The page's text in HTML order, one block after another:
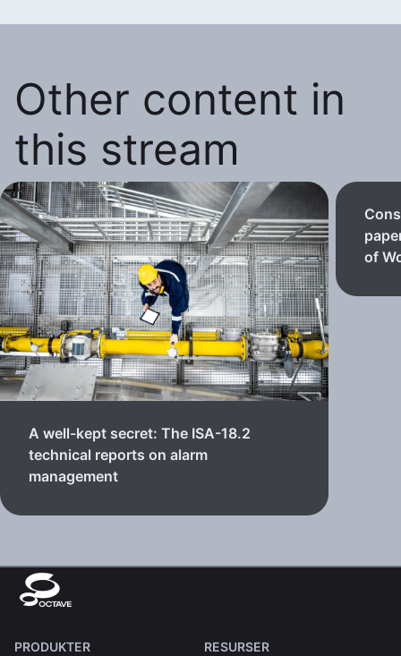
Other content in
this stream
A well-kept secret: The ISA-18.2
technical reports on alarm
management
of
PRODUKTER
RESURSER